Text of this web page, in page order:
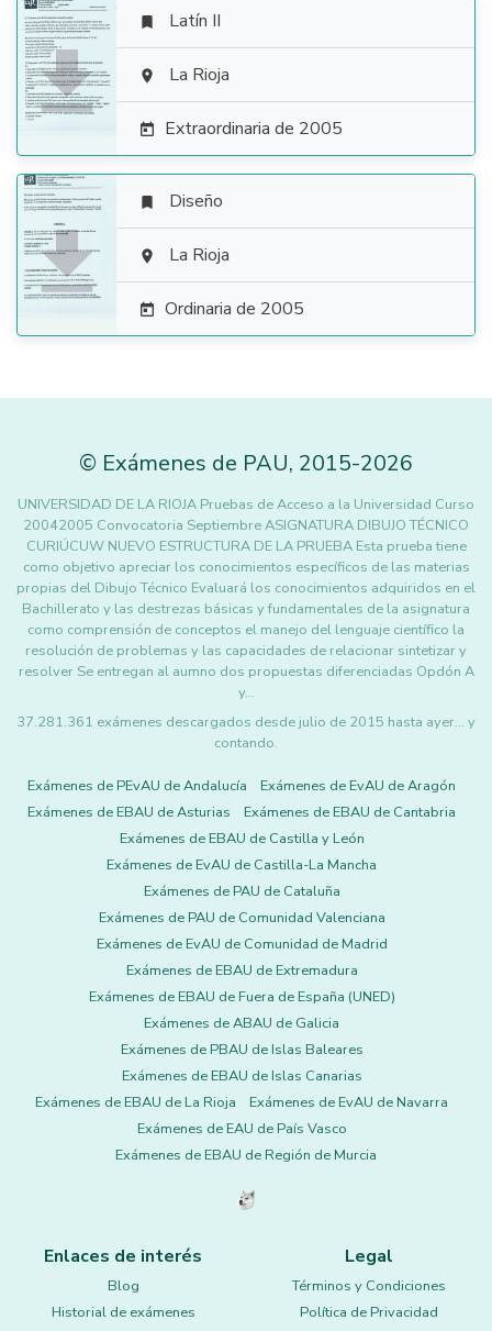

 Latín II
 La Rioja
 Extraordinaria de 2005

 Diseño
 La Rioja
 Ordinaria de 2005
© Exámenes de PAU, 2015-2026
UNIVERSIDAD DE LA RIOJA Pruebas de Acceso a la Universidad Curso
20042005 Convocatoria Septiembre ASIGNATURA DIBUJO TÉCNICO
CURIÚCUW NUEVO ESTRUCTURA DE LA PRUEBA Esta prueba tiene
como objetivo apreciar los conocimientos específicos de las materias
propias del Dibujo Técnico Evaluará los conocimientos adquiridos en el
Bachillerato y las destrezas básicas y fundamentales de la asignatura
como comprensión de conceptos el manejo del lenguaje científico la
resolución de problemas y las capacidades de relacionar sintetizar y
resolver Se entregan al aumno dos propuestas diferenciadas Opdón A
y…
37.281.361 exámenes descargados desde julio de 2015 hasta ayer... y
contando.
Exámenes de PEvAU de Andalucía
Exámenes de EvAU de Aragón
Exámenes de EBAU de Asturias
Exámenes de EBAU de Cantabria
Exámenes de EBAU de Castilla y León
Exámenes de EvAU de Castilla-La Mancha
Exámenes de PAU de Cataluña
Exámenes de PAU de Comunidad Valenciana
Exámenes de EvAU de Comunidad de Madrid
Exámenes de EBAU de Extremadura
Exámenes de EBAU de Fuera de España (UNED)
Exámenes de ABAU de Galicia
Exámenes de PBAU de Islas Baleares
Exámenes de EBAU de Islas Canarias
Exámenes de EBAU de La Rioja
Exámenes de EvAU de Navarra
Exámenes de EAU de País Vasco
Exámenes de EBAU de Región de Murcia
Enlaces de interés
Blog
Historial de exámenes
Legal
Términos y Condiciones
Política de Privacidad